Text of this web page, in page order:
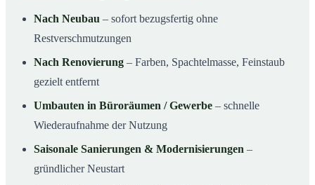
Nach Neubau – sofort bezugsfertig ohne
Restverschmutzungen
Nach Renovierung – Farben, Spachtelmasse, Feinstaub
gezielt entfernt
Umbauten in Büroräumen / Gewerbe – schnelle
Wiederaufnahme der Nutzung
Saisonale Sanierungen & Modernisierungen –
gründlicher Neustart